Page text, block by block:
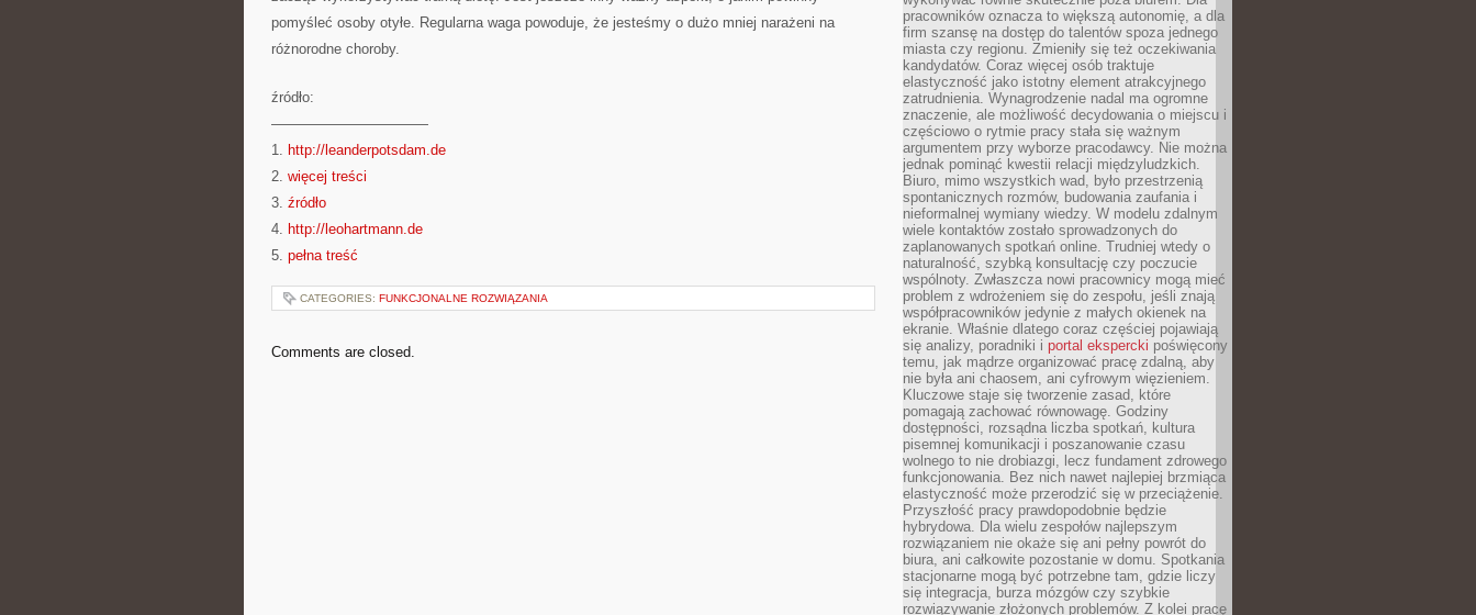
pomyśleć osoby otyłe. Regularna waga powoduje, że jesteśmy o dużo mniej narażeni na
różnorodne choroby.
źródło:
———————————
1. http://leanderpotsdam.de
2. więcej treści
3. źródło
4. http://leohartmann.de
5. pełna treść
CATEGORIES: FUNKCJONALNE ROZWIĄZANIA
Comments are closed.
pracowników oznacza to większą autonomię, a dla
firm szansę na dostęp do talentów spoza jednego
miasta czy regionu. Zmieniły się też oczekiwania
kandydatów. Coraz więcej osób traktuje
elastyczność jako istotny element atrakcyjnego
zatrudnienia. Wynagrodzenie nadal ma ogromne
znaczenie, ale możliwość decydowania o miejscu i
częściowo o rytmie pracy stała się ważnym
argumentem przy wyborze pracodawcy. Nie można
jednak pominąć kwestii relacji międzyludzkich.
Biuro, mimo wszystkich wad, było przestrzenią
spontanicznych rozmów, budowania zaufania i
nieformalnej wymiany wiedzy. W modelu zdalnym
wiele kontaktów zostało sprowadzonych do
zaplanowanych spotkań online. Trudniej wtedy o
naturalność, szybką konsultację czy poczucie
wspólnoty. Zwłaszcza nowi pracownicy mogą mieć
problem z wdrożeniem się do zespołu, jeśli znają
współpracowników jedynie z małych okienek na
ekranie. Właśnie dlatego coraz częściej pojawiają
się analizy, poradniki i portal ekspercki poświęcony
temu, jak mądrze organizować pracę zdalną, aby
nie była ani chaosem, ani cyfrowym więzieniem.
Kluczowe staje się tworzenie zasad, które
pomagają zachować równowagę. Godziny
dostępności, rozsądna liczba spotkań, kultura
pisemnej komunikacji i poszanowanie czasu
wolnego to nie drobiazgi, lecz fundament zdrowego
funkcjonowania. Bez nich nawet najlepiej brzmiąca
elastyczność może przerodzić się w przeciążenie.
Przyszłość pracy prawdopodobnie będzie
hybrydowa. Dla wielu zespołów najlepszym
rozwiązaniem nie okaże się ani pełny powrót do
biura, ani całkowite pozostanie w domu. Spotkania
stacjonarne mogą być potrzebne tam, gdzie liczy
się integracja, burza mózgów czy szybkie
rozwiązywanie złożonych problemów. Z kolei pracę